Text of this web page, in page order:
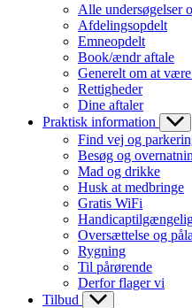
Alle undersøgelser
Afdelingsopdelt
Emneopdelt
Book/ændr aftale
Generelt om at
Rettigheder
Dine aftaler
Praktisk information
Find vej og
Besøg og
Mad og drikke
Husk at medbringe
Gratis WiFi
Oversættelse og
Rygning
Til pårørende
Derfor flager vi
Tilbud